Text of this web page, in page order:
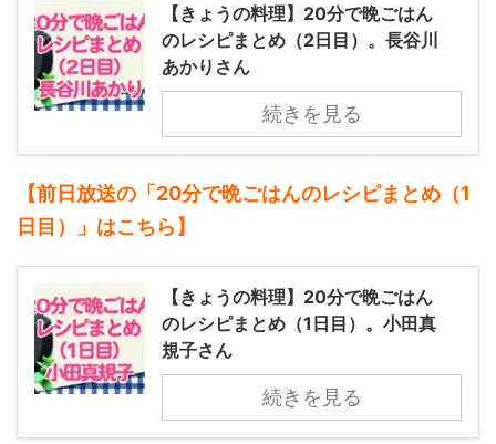
【きょうの料理】20分で晩ごはん
のレシピまとめ（2日目）。長谷川
あかりさん
続きを見る
【前日放送の「20分で晩ごはんのレシピまとめ（1
日目）」 はこちら】
【きょうの料理】20分で晩ごはん
のレシピまとめ（1日目）。小田真
規子さん
続きを見る